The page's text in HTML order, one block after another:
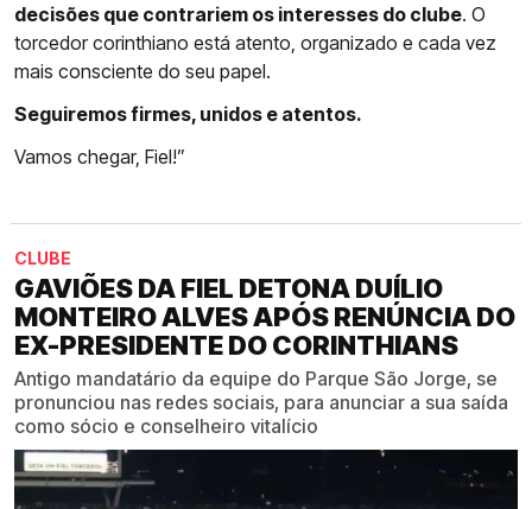
decisões que contrariem os interesses do clube. O
torcedor corinthiano está atento, organizado e cada vez
mais consciente do seu papel.
Seguiremos firmes, unidos e atentos.
Vamos chegar, Fiel!”
CLUBE
GAVIÕES DA FIEL DETONA DUÍLIO
MONTEIRO ALVES APÓS RENÚNCIA DO
EX-PRESIDENTE DO CORINTHIANS
Antigo mandatário da equipe do Parque São Jorge, se
pronunciou nas redes sociais, para anunciar a sua saída
como sócio e conselheiro vitalício